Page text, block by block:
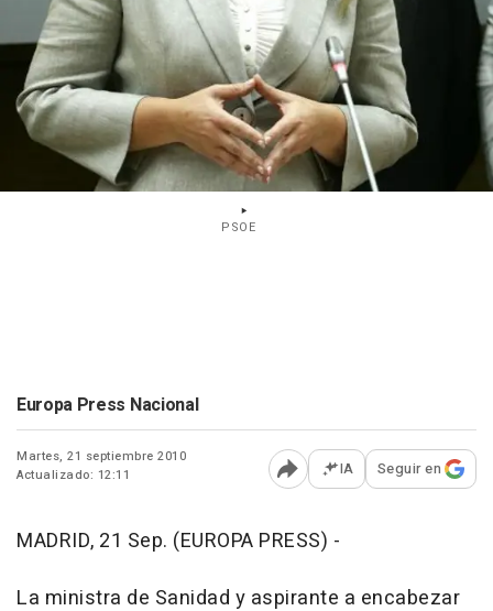
PSOE
Europa Press Nacional
Martes, 21 septiembre 2010
Actualizado: 12:11
Abrir opciones para
IA Seguir en
MADRID, 21 Sep. (EUROPA PRESS) -
La ministra de Sanidad y aspirante a encabezar